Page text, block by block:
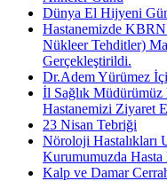
Dünya El Hijyeni
Hastanemizde
Nükleer Tehditler)
Gerçekleştirildi.
Dr.Adem Yürümez
İl Sağlık Müdürümüz
Hastanemizi Ziyaret
23 Nisan Tebriği
Nöroloji Hastalıkları
Kurumumuzda Hasta
Kalp ve Damar